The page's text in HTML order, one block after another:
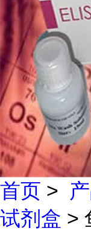
首页 >
试剂盒 >